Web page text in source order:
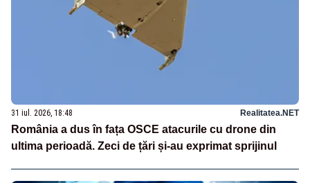
31 iul. 2026, 18:48 Realitatea.NET
România a dus în fața OSCE atacurile cu drone din
ultima perioadă. Zeci de țări și-au exprimat sprijinul